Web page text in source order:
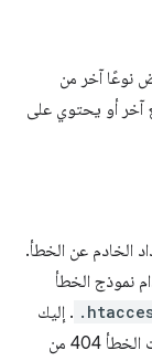
آخر من
أو يحتوي على
عن الخطأ.
الخطأ
. إليك
تسترد صفحات الخطأ 404 من